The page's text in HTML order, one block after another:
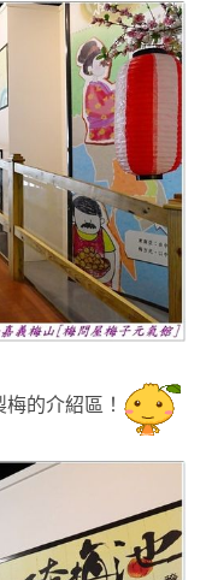
梅的介紹區！